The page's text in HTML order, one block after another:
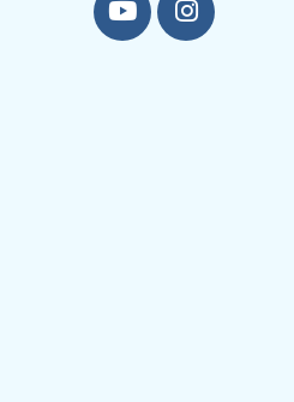
YouTubeInstagram